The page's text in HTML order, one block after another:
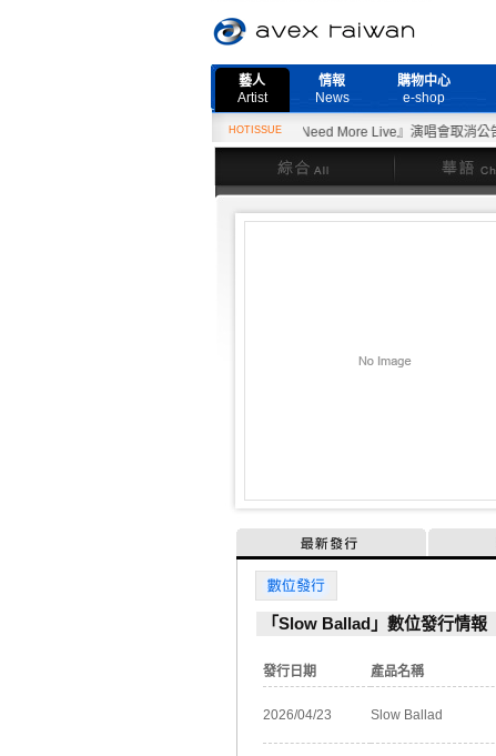
藝人
Artist
情報
News
購物中心
e-shop
HOTISSUE
2月27日『Need More Live』演唱會取消公告
綜合 華語
最新發行
數位發行
「Slow Ballad」數位發行情報
發行日期 產品名稱
2026/04/23 Slow Ballad